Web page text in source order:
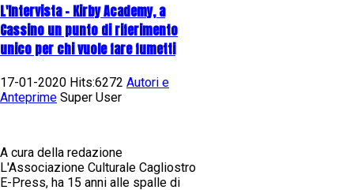
L'Intervista - Kirby Academy, a
Cassino un punto di riferimento
unico per chi vuole fare fumetti
17-01-2020 Hits:6272 Autori e
Anteprime Super User
A cura della redazione
L'Associazione Culturale Cagliostro
E-Press, ha 15 anni alle spalle di